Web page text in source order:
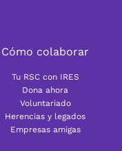
Cómo colaborar
Tu RSC con IRES
Dona ahora
Voluntariado
Herencias y legados
Empresas amigas